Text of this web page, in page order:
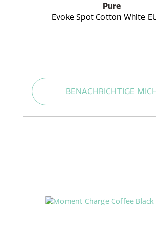
Pure
Evoke Spot Cotton White
BENACHRICHTIGE